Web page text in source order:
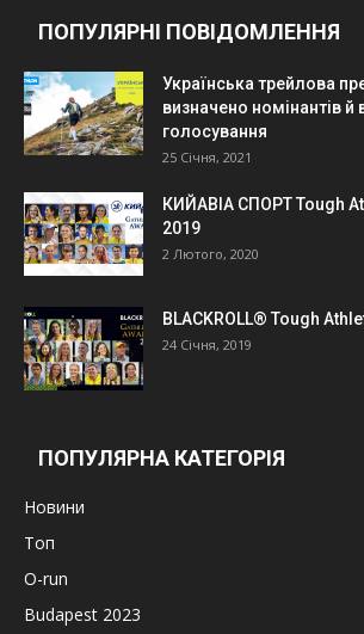
ПОПУЛЯРНІ ПОВІДОМЛЕННЯ
Українська трейлова
визначено номінантів й
голосування
25 Січня, 2021
КИЙАВІА СПОРТ Tough
2019
2 Лютого, 2020
BLACKROLL® Tough
24 Січня, 2019
ПОПУЛЯРНА КАТЕГОРІЯ
Новини
Топ
O-run
Budapest 2023